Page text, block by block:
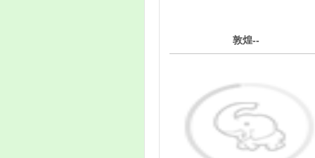
敦煌--